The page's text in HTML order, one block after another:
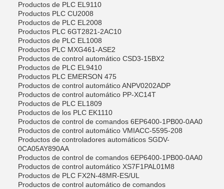
Productos de PLC EL9110
Productos PLC CU2008
Productos de PLC EL2008
Productos PLC 6GT2821-2AC10
Productos de PLC EL1008
Productos PLC MXG461-ASE2
Productos de control automático CSD3-15BX2
Productos de PLC EL9410
Productos PLC EMERSON 475
Productos de control automático ANPV0202ADP
Productos de control automático PP-XC14T
Productos de PLC EL1809
Productos de los PLC EK1110
Productos de control de comandos 6EP6400-1PB00-0AA0
Productos de control automático VMIACC-5595-208
Productos de controladores automáticos SGDV-
0CA05AY890AA
Productos de control de comandos 6EP6400-1PB00-0AA0
Productos de control automático XS7F1PAL01M8
Productos de PLC FX2N-48MR-ES/UL
Productos de control automático de comandos